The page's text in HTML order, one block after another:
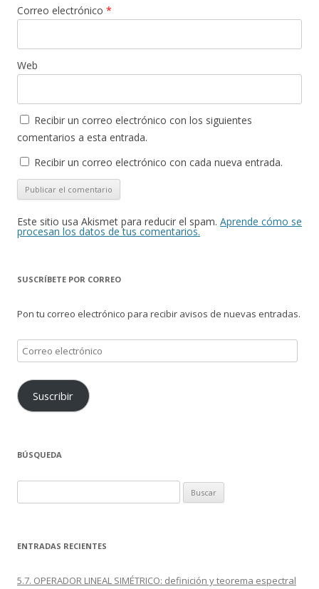
Correo electrónico *
Web
Recibir un correo electrónico con los siguientes
comentarios a esta entrada.
Recibir un correo electrónico con cada nueva entrada.
Este sitio usa Akismet para reducir el spam. Aprende cómo se
procesan los datos de tus comentarios.
SUSCRÍBETE POR CORREO
Pon tu correo electrónico para recibir avisos de nuevas entradas.
Correo
electrónico
Suscribir
BÚSQUEDA
ENTRADAS RECIENTES
5.7. OPERADOR LINEAL SIMÉTRICO: definición y teorema espectral